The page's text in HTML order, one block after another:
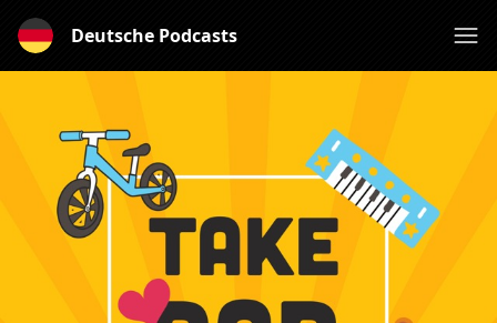
Deutsche Podcasts